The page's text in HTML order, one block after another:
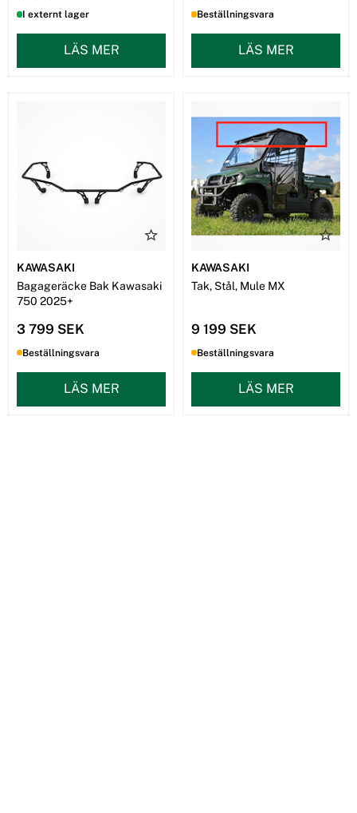
I externt lager
LÄS MER
Beställningsvara
LÄS MER
KAWASAKI
Bagageräcke Bak Kawasaki
750 2025+
3 799 SEK
Beställningsvara
LÄS MER
KAWASAKI
Tak, Stål, Mule MX
9 199 SEK
Beställningsvara
LÄS MER